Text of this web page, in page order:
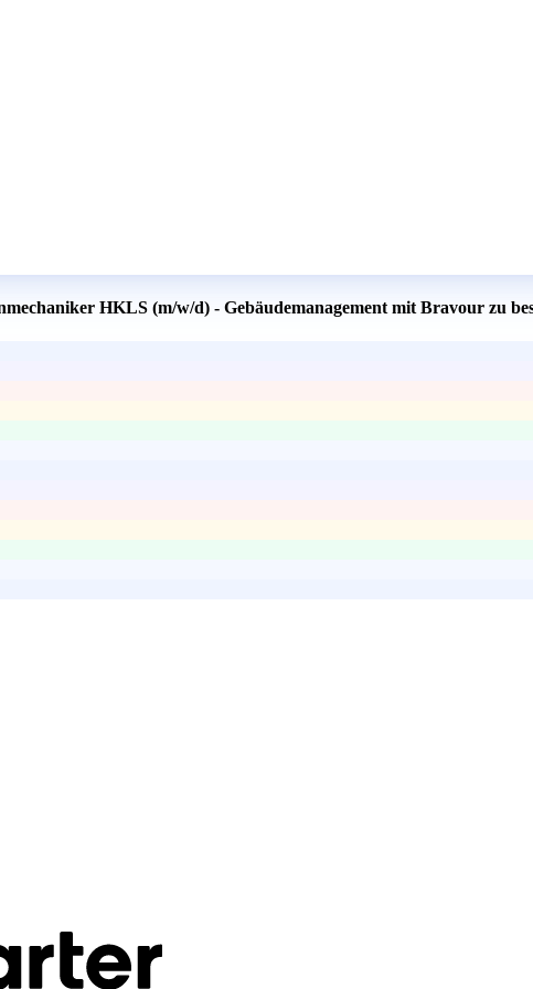
HKLS (m/w/d) - Gebäudemanagement mit Bravour zu